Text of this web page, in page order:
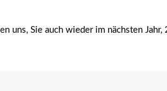
uns, Sie auch wieder im nächsten